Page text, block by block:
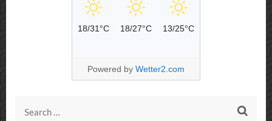
18/31°C 18/27°C 13/25°C
Powered by Wetter2.com
Search